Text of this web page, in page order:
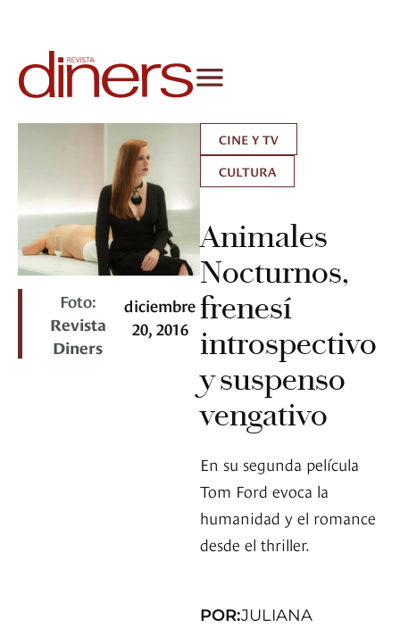
Foto:
Revista
Diners
diciembre
20, 2016
CINE Y TV
CULTURA
Animales
Nocturnos,
frenesí
introspectivo
y suspenso
vengativo
En su segunda película
Tom Ford evoca la
humanidad y el romance
desde el thriller.
POR:JULIANA